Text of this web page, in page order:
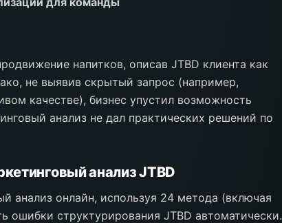
напитков, описав JTBD клиента как
не выявив скрытый запрос (например,
качестве), бизнес упустил возможность
анализ не дал практических решений по
анализ JTBD
анализ онлайн, используя 24 метода (включая
ошибки структурирования JTBD автоматически.